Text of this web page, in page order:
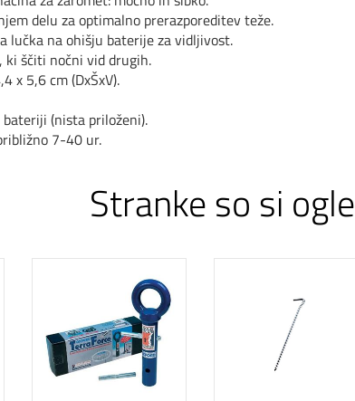
delu za optimalno prerazporeditev teže.
lučka na ohišju baterije za vidljivost.
ki ščiti nočni vid drugih.
x 5,6 cm (DxŠxV).
(nista priloženi).
7-40 ur.
Stranke so si